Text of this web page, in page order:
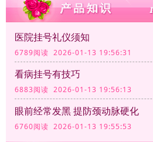
医院挂号礼仪须知
6789阅读 2026-01-13 19:56:31
看病挂号有技巧
6883阅读 2026-01-13 19:56:13
眼前经常发黑 提防颈动脉硬化
6760阅读 2026-01-13 19:55:53